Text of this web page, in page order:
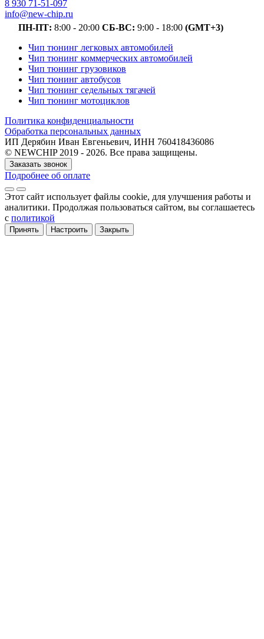
8 930 71-51-097
info@new-chip.ru
ПН-ПТ: 8:00 - 20:00 СБ-ВС: 9:00 - 18:00 (GMT+3)
Чип тюнинг легковых автомобилей
Чип тюнинг коммерческих автомобилей
Чип тюнинг грузовиков
Чип тюнинг автобусов
Чип тюнинг седельных тягачей
Чип тюнинг мотоциклов
Политика конфиденциальности
Обработка персональных данных
ИП Дерябин Иван Евгеньевич, ИНН 760418436086
© NEWCHIP 2019 - 2026. Все права защищены.
Заказать звонок
Подробнее об оплате
Этот сайт использует файлы cookie, для улучшения работы и
аналитики. Продолжая пользоваться сайтом, вы соглашаетесь
с политикой
Принять Настроить Закрыть